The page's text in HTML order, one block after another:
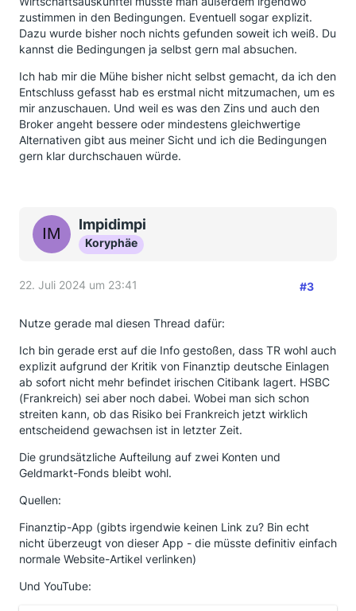
zustimmen in den Bedingungen. Eventuell sogar explizit.
Dazu wurde bisher noch nichts gefunden soweit ich weiß. Du
kannst die Bedingungen ja selbst gern mal absuchen.
Ich hab mir die Mühe bisher nicht selbst gemacht, da ich den
Entschluss gefasst hab es erstmal nicht mitzumachen, um es
mir anzuschauen. Und weil es was den Zins und auch den
Broker angeht bessere oder mindestens gleichwertige
Alternativen gibt aus meiner Sicht und ich die Bedingungen
gern klar durchschauen würde.
Impidimpi
Koryphäe
22. Juli 2024 um 23:41 #3
Nutze gerade mal diesen Thread dafür:
Ich bin gerade erst auf die Info gestoßen, dass TR wohl auch
explizit aufgrund der Kritik von Finanztip deutsche Einlagen
ab sofort nicht mehr befindet irischen Citibank lagert. HSBC
(Frankreich) sei aber noch dabei. Wobei man sich schon
streiten kann, ob das Risiko bei Frankreich jetzt wirklich
entscheidend gewachsen ist in letzter Zeit.
Die grundsätzliche Aufteilung auf zwei Konten und
Geldmarkt-Fonds bleibt wohl.
Quellen:
Finanztip-App (gibts irgendwie keinen Link zu? Bin echt
nicht überzeugt von dieser App - die müsste definitiv einfach
normale Website-Artikel verlinken)
Und YouTube: